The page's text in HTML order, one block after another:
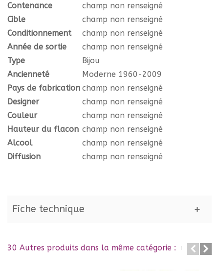
Contenance
champ non renseigné
Cible
champ non renseigné
Conditionnement
champ non renseigné
Année de sortie
champ non renseigné
Type
Bijou
Ancienneté
Moderne 1960-2009
Pays de fabrication champ non renseigné
Designer
champ non renseigné
Couleur
champ non renseigné
Hauteur du flacon champ non renseigné
Alcool
champ non renseigné
Diffusion
champ non renseigné
Fiche technique
30 Autres produits dans la même catégorie :